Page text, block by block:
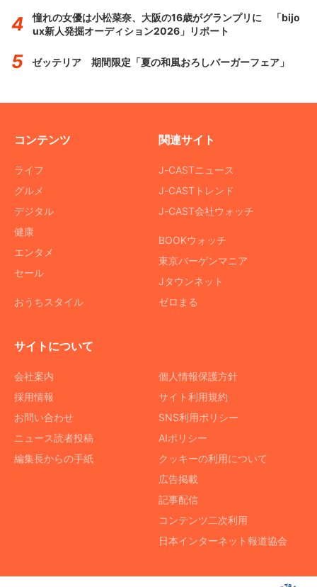
憧れの女優は小松菜奈、大阪の16歳がグランプリに 「bijo
ux新人発掘オーディション2026」リポート
ゼッテリア 期間限定「夏の和風おろしバーガーフェア」
コンテンツ
ライフ
グルメ
デジタル
健康
エンタメ
セール
おうちスタイル
関連サイト
J-CASTニュース
J-CASTトレンド
J-CAST会社ウォッチ
BOOKウォッチ
東京バーゲンマニア
Jタウンネット
ゼロまる
サイトについて
会社案内
採用情報
お問い合わせ
ニュース読者投稿
編集長からの手紙
個人情報保護方針
サイト利用規約
SNS利用ポリシー
AIポリシー
クッキーの利用について
広告掲載
記事配信
コンテンツ二次利用
日本インターネット報道協会